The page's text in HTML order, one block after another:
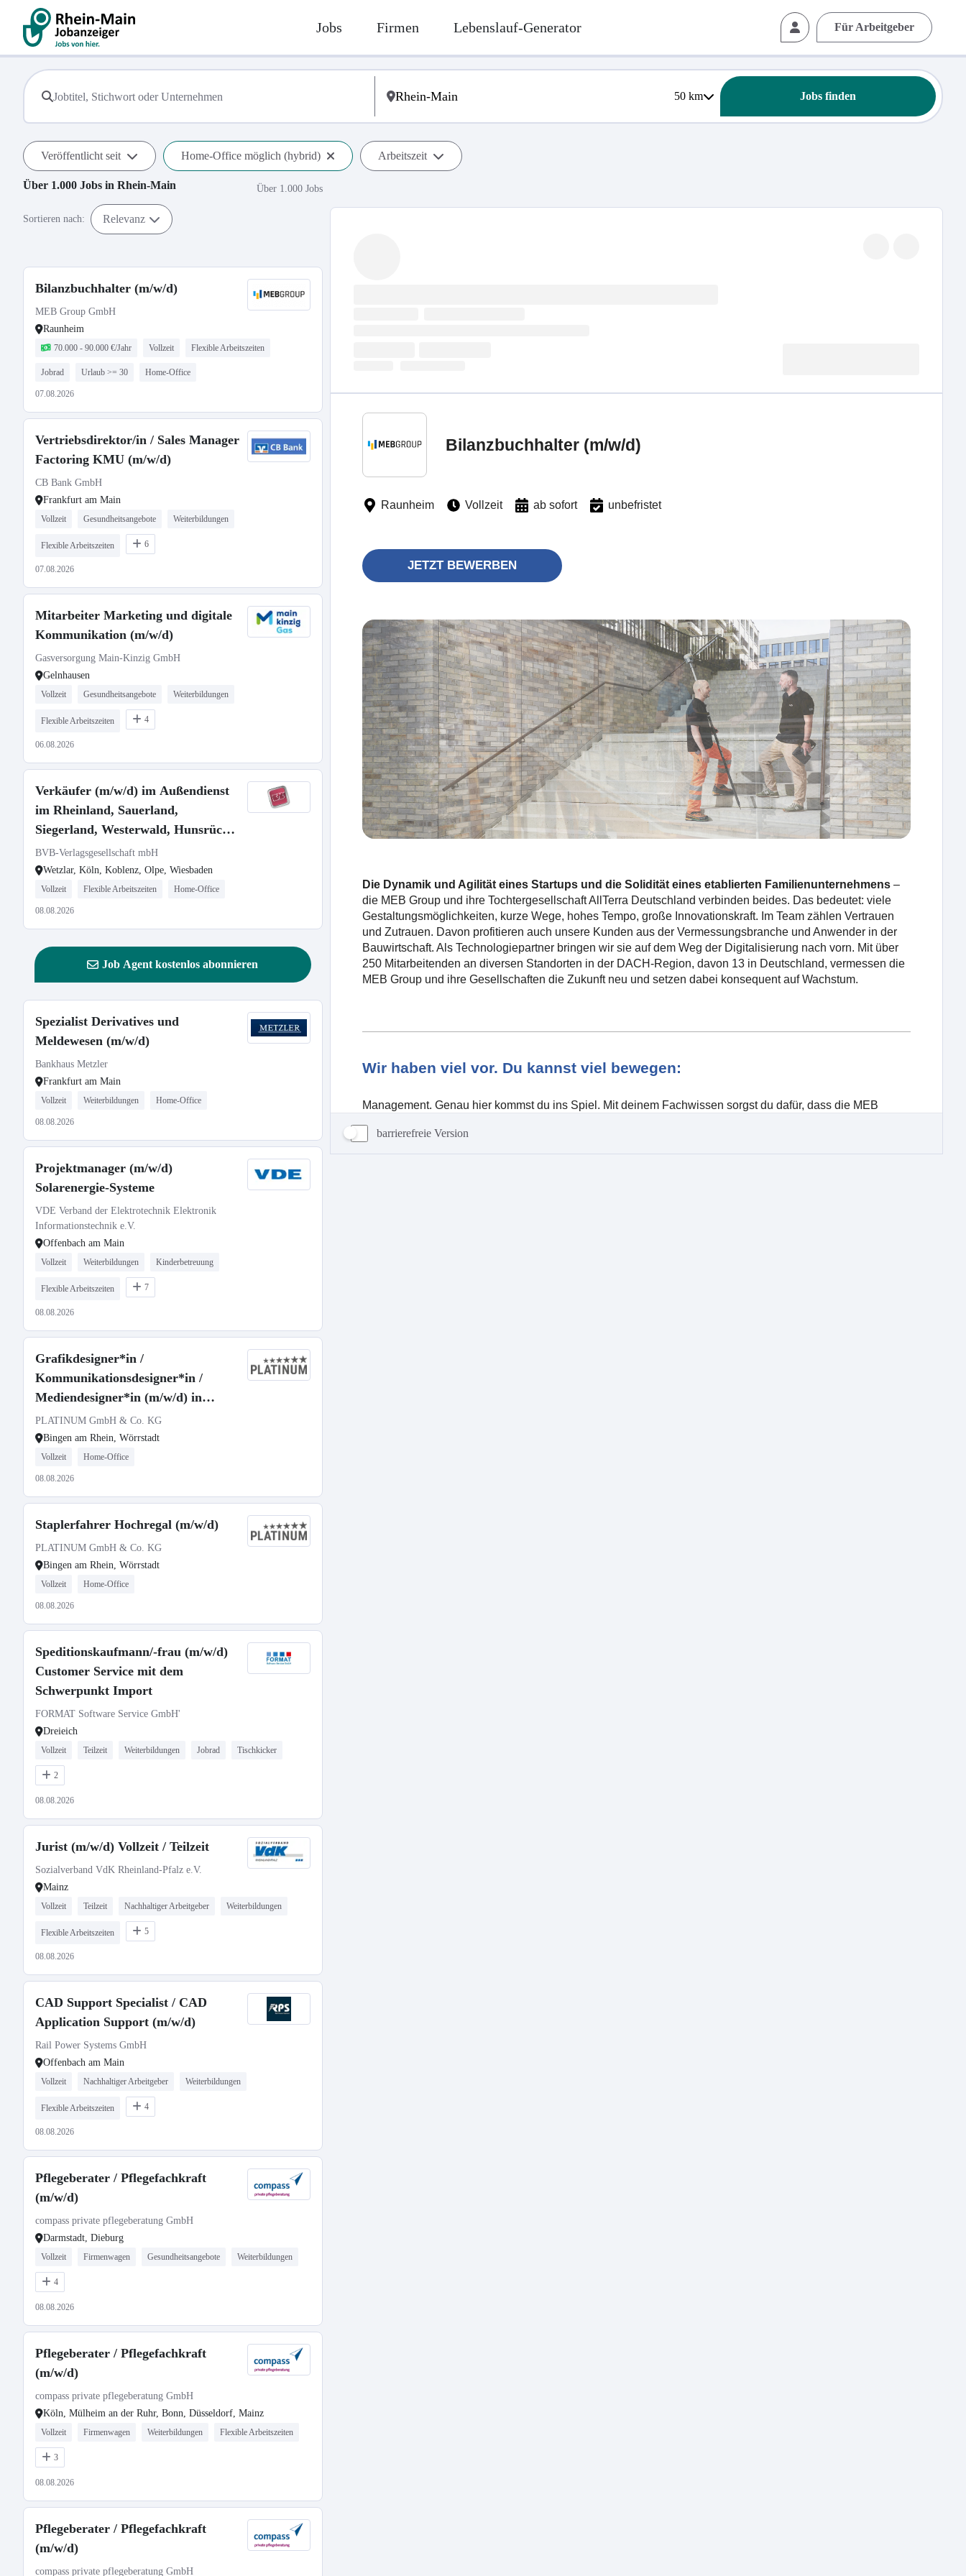
Jobs Firmen Lebenslauf-Generator Für Arbeitgeber
50km Jobs finden
Veröffentlicht seit Home-Office möglich (hybrid) Arbeitszeit
Über 1.000 Jobs in Rhein-Main Über 1.000 Jobs
Sortieren nach: Relevanz
Bilanzbuchhalter (m/w/d)
MEB Group GmbH
Raunheim
70.000 - 90.000 €/Jahr Vollzeit Flexible Arbeitszeiten
Jobrad Urlaub >= 30 Home-Office
07.08.2026
Vertriebsdirektor/in / Sales Manager
Factoring KMU (m/w/d)
CB Bank GmbH
Frankfurt am Main
Vollzeit Gesundheitsangebote Weiterbildungen
Flexible Arbeitszeiten 6
07.08.2026
Mitarbeiter Marketing und digitale
Kommunikation (m/w/d)
Gasversorgung Main-Kinzig GmbH
Gelnhausen
Vollzeit Gesundheitsangebote Weiterbildungen
Flexible Arbeitszeiten 4
06.08.2026
Verkäufer (m/w/d) im Außendienst
im Rheinland, Sauerland,
Siegerland, Westerwald, Hunsrück
und Eifel
BVB-Verlagsgesellschaft mbH
Wetzlar, Köln, Koblenz, Olpe, Wiesbaden
Vollzeit Flexible Arbeitszeiten Home-Office
08.08.2026
Job Agent kostenlos abonnieren
Spezialist Derivatives und
Meldewesen (m/w/d)
Bankhaus Metzler
Frankfurt am Main
Vollzeit Weiterbildungen Home-Office
08.08.2026
Projektmanager (m/w/d)
Solarenergie-Systeme
VDE Verband der Elektrotechnik Elektronik
Informationstechnik e.V.
Offenbach am Main
Vollzeit Weiterbildungen Kinderbetreuung
Flexible Arbeitszeiten 7
08.08.2026
Grafikdesigner*in /
Kommunikationsdesigner*in /
Mediendesigner*in (m/w/d) in
Vollzeit mit Schwerpunkt:
Packaging Design
PLATINUM GmbH & Co. KG
Bingen am Rhein, Wörrstadt
Vollzeit Home-Office
08.08.2026
Staplerfahrer Hochregal (m/w/d)
PLATINUM GmbH & Co. KG
Bingen am Rhein, Wörrstadt
Vollzeit Home-Office
08.08.2026
Speditionskaufmann/-frau (m/w/d)
Customer Service mit dem
Schwerpunkt Import
FORMAT Software Service GmbH'
Dreieich
Vollzeit Teilzeit Weiterbildungen Jobrad Tischkicker
2
08.08.2026
Jurist (m/w/d) Vollzeit / Teilzeit
Sozialverband VdK Rheinland-Pfalz e.V.
Mainz
Vollzeit Teilzeit Nachhaltiger Arbeitgeber Weiterbildungen
Flexible Arbeitszeiten 5
08.08.2026
CAD Support Specialist / CAD
Application Support (m/w/d)
Rail Power Systems GmbH
Offenbach am Main
Vollzeit Nachhaltiger Arbeitgeber Weiterbildungen
Flexible Arbeitszeiten 4
08.08.2026
Pflegeberater / Pflegefachkraft
(m/w/d)
compass private pflegeberatung GmbH
Darmstadt, Dieburg
Vollzeit Firmenwagen Gesundheitsangebote Weiterbildungen
4
08.08.2026
Pflegeberater / Pflegefachkraft
(m/w/d)
compass private pflegeberatung GmbH
Köln, Mülheim an der Ruhr, Bonn, Düsseldorf, Mainz
Vollzeit Firmenwagen Weiterbildungen Flexible Arbeitszeiten
3
08.08.2026
Pflegeberater / Pflegefachkraft
(m/w/d)
compass private pflegeberatung GmbH
barrierefreie Version